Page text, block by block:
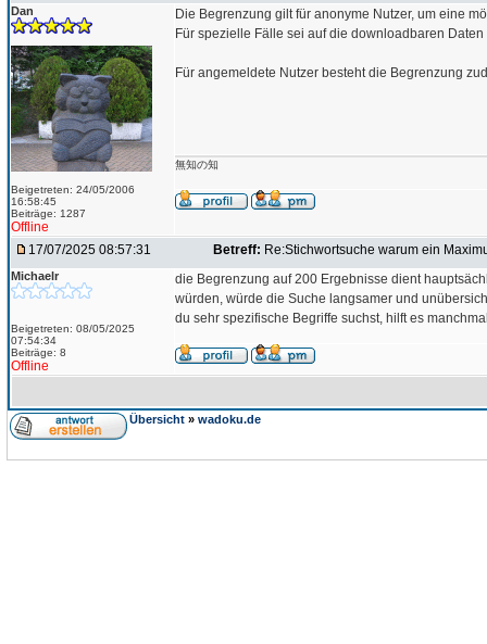
Dan
Beigetreten: 24/05/2006
16:58:45
Beiträge: 1287
Offline
Die Begrenzung gilt für anonyme Nutzer, um eine
Für spezielle Fälle sei auf die downloadbaren
Für angemeldete Nutzer besteht die Begrenzung
無知の知
17/07/2025 08:57:31 Betreff: Re:Stichwortsuche warum ein
Michaelr
Beigetreten: 08/05/2025
07:54:34
Beiträge: 8
Offline
die Begrenzung auf 200 Ergebnisse dient
würden, würde die Suche langsamer und
du sehr spezifische Begriffe suchst, hilft es
Übersicht » wadoku.de